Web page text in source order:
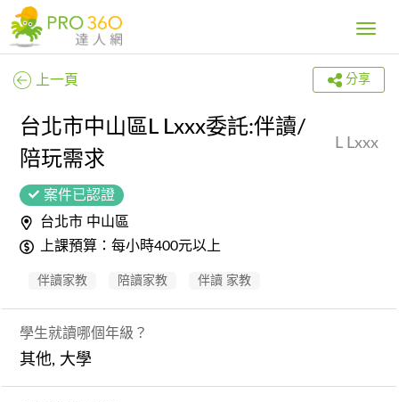
Toggle
上一頁 分享
台北市中山區L Lxxx委託:伴讀/
陪玩需求
L Lxxx
案件已認證
台北市 中山區
上課預算：每小時400元以上
伴讀家教 陪讀家教 伴讀 家教
學生就讀哪個年級？
其他, 大學